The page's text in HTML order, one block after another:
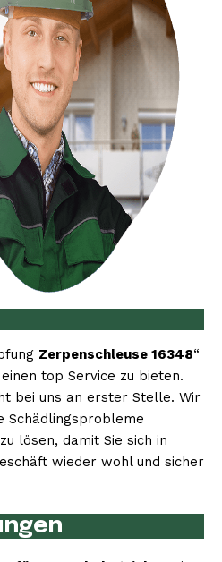
Zerpenschleuse 16348“
top Service zu bieten.
bei uns an erster Stelle. Wir
Schädlingsprobleme
lösen, damit Sie sich in
wieder wohl und sicher